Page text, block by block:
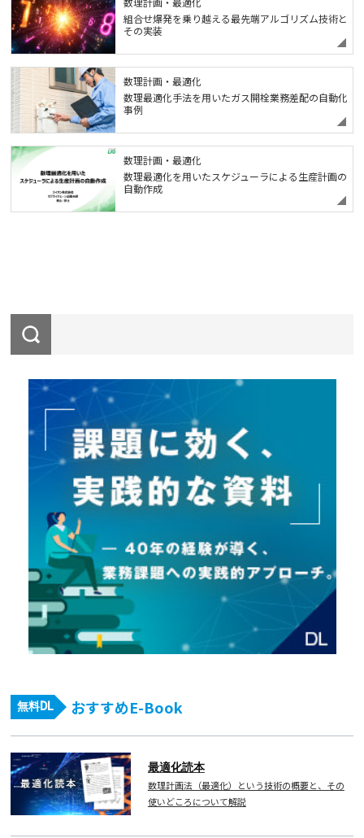
組合せ爆発を乗り越える最先端アルゴリズム技術と
その実装
数理計画・最適化
数理最適化手法を用いたガス開栓業務差配の自動化
事例
数理計画・最適化
数理最適化を用いたスケジューラによる生産計画の
自動作成
無料DL おすすめE-Book
最適化読本
数理計画法（最適化）という技術の概要と、その
使いどころについて解説